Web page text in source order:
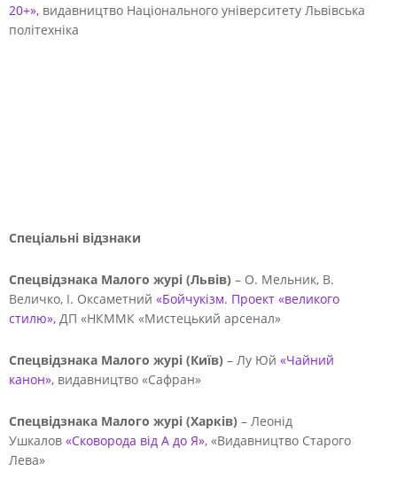
20+», видавництво Національного університету Львівська
політехніка
Спеціальні відзнаки
Спецвідзнака Малого журі (Львів) – О. Мельник, В.
Величко, І. Оксаметний «Бойчукізм. Проект «великого
стилю», ДП «НКММК «Мистецький арсенал»
Спецвідзнака Малого журі (Київ) – Лу Юй «Чайний
канон», видавництво «Сафран»
Спецвідзнака Малого журі (Харків) – Леонід
Ушкалов «Сковорода від А до Я», «Видавництво Старого
Лева»